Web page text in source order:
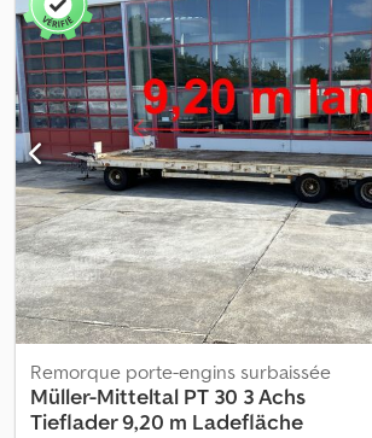
arrière:385/55R22,5 160J , cabine conducteur:
d'émission:aucun, Équipement:ABS, frein à
Anneaux d’arrimage, ridelles aluminium 800
rampes 800 €, -- erreurs d’impression, fautes
sous réserve, photos d’illustration --, Plus
More Details: ! Csdezrqh Tspfx Andorf
Remorque porte-engins surbaissée
Müller-Mitteltal PT 30 3 Achs
Tieflader 9,20 m Ladefläche